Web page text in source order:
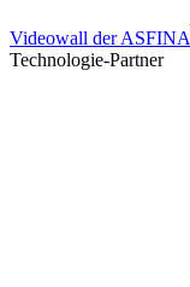
Videowall der
Technologie-Partner